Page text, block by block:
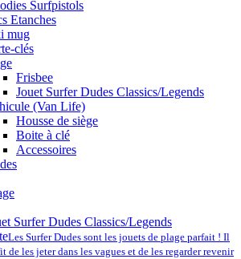
Surfpistols
Etanches
mug
clés
Frisbee
Jouet Surfer Dudes Classics/Legends
(Van Life)
Housse de siège
Boite à clé
Accessoires
Surfer Dudes Classics/Legends
Les Surfer Dudes sont les jouets de plage parfait ! Il
de les jeter dans les vagues et de les regarder revenir